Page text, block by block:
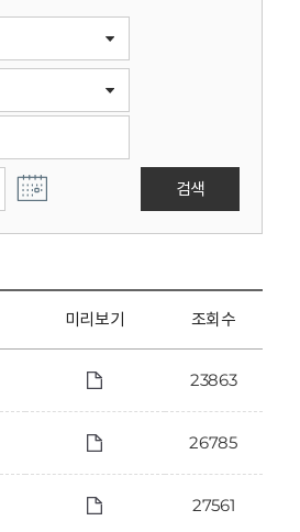
검색
미리보기 조회수
23863
26785
27561